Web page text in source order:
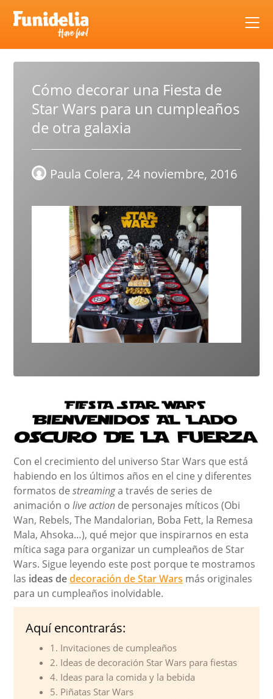
Cómo decorar una Fiesta de
Star Wars para un cumpleaños
de otra galaxia
Paula Colera, 24 noviembre, 2016
Con el crecimiento del universo Star Wars que está
habiendo en los últimos años en el cine y diferentes
formatos destreaminga través de series de
animación olive action de personajes míticos (Obi
Wan, Rebels, The Mandalorian, Boba Fett, la Remesa
Mala, Ahsoka…), qué mejor que inspirarnos en esta
mítica saga para organizar un cumpleaños de Star
Wars. Sigue leyendo este post porque te mostramos
las ideas dedecoración de Star Wars más originales
para un cumpleaños inolvidable.
Aquí encontrarás:
1. Invitaciones de cumpleaños
2. Ideas de decoración Star Wars para fiestas
4. Ideas para la comida y la bebida
5. Piñatas Star Wars